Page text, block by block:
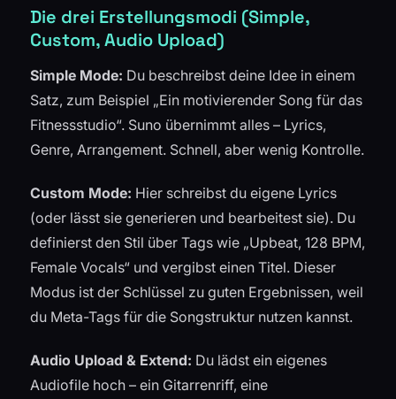
Die drei Erstellungsmodi (Simple,
Custom, Audio Upload)
Simple Mode: Du beschreibst deine Idee in einem
Satz, zum Beispiel „Ein motivierender Song für das
Fitnessstudio“. Suno übernimmt alles – Lyrics,
Genre, Arrangement. Schnell, aber wenig Kontrolle.
Custom Mode: Hier schreibst du eigene Lyrics
(oder lässt sie generieren und bearbeitest sie). Du
definierst den Stil über Tags wie „Upbeat, 128 BPM,
Female Vocals“ und vergibst einen Titel. Dieser
Modus ist der Schlüssel zu guten Ergebnissen, weil
du Meta-Tags für die Songstruktur nutzen kannst.
Audio Upload & Extend: Du lädst ein eigenes
Audiofile hoch – ein Gitarrenriff, eine